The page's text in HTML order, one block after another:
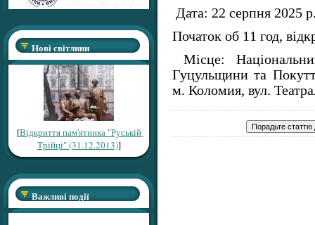
Нові світлини
[Відкриття пам'ятника "Руській
Трійці" (31.12.2013)]
Важливі події
Дата: 22 серпня 2025
Початок об 11 год,
Місце:
Гуцульщини та
м. Коломия, вул.